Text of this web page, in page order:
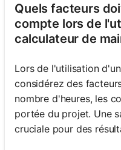
Quels facteurs
compte lors de
calculateur de
Lors de l'utilisation
considérez des
nombre d'heures, les
portée du projet. Une
cruciale pour des